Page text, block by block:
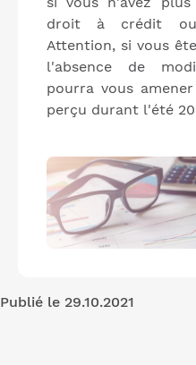
droit à crédit ou
Attention, si vous
l'absence de
pourra vous
perçu durant l'été
Publié le 29.10.2021